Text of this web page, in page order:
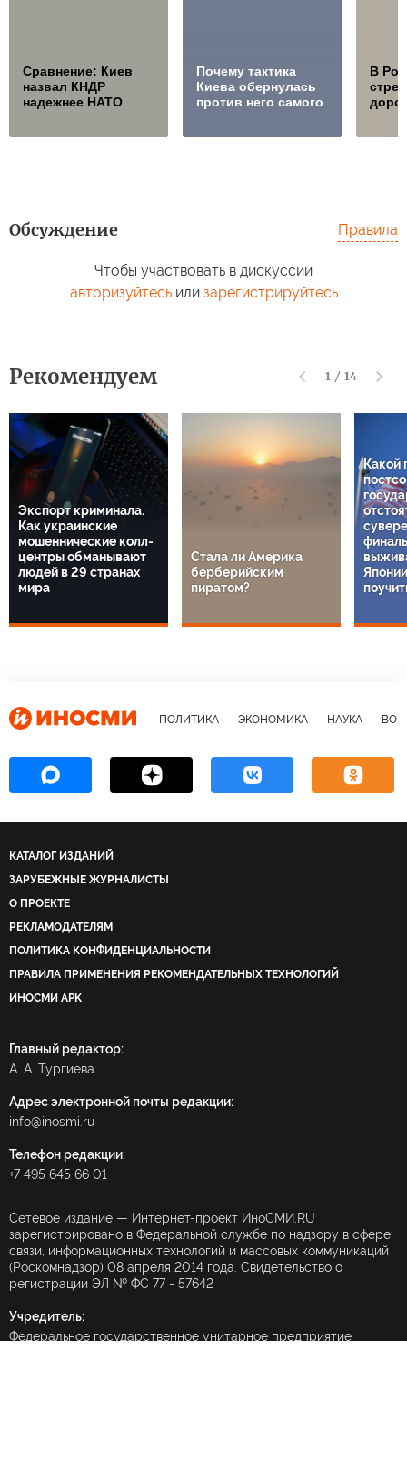
Сравнение: Киев
назвал КНДР
надежнее НАТО
Почему тактика
Киева обернулась
против него самого
В
Обсуждение Правила
Чтобы участвовать в дискуссии
авторизуйтесьили зарегистрируйтесь
Рекомендуем 1 / 14
Экспорт криминала.
Как украинские
мошеннические колл-
центры обманывают
людей в 29 странах
мира
Стала ли Америка
берберийским
пиратом?
Какой
ПОЛИТИКА ЭКОНОМИКА НАУКА
КАТАЛОГ ИЗДАНИЙ
ЗАРУБЕЖНЫЕ ЖУРНАЛИСТЫ
О ПРОЕКТЕ
РЕКЛАМОДАТЕЛЯМ
ПОЛИТИКА КОНФИДЕНЦИАЛЬНОСТИ
ПРАВИЛА ПРИМЕНЕНИЯ РЕКОМЕНДАТЕЛЬНЫХ ТЕХНОЛОГИЙ
ИНОСМИ APK
Главный редактор:
А. А. Тургиева
Адрес электронной почты редакции:
info@inosmi.ru
Телефон редакции:
+7 495 645 66 01
Сетевое издание — Интернет-проект ИноСМИ.RU
зарегистрировано в Федеральной службе по надзору в сфере
связи, информационных технологий и массовых коммуникаций
(Роскомнадзор) 08 апреля 2014 года. Свидетельство о
регистрации ЭЛ № ФС 77 - 57642
Учредитель:
Федеральное государственное унитарное предприятие